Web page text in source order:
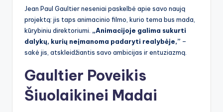
Jean Paul Gaultier neseniai paskelbė apie savo naują
projektą: jis taps animacinio filmo, kurio tema bus mada,
kūrybiniu direktoriumi. „Animacijoje galima sukurti
dalykų, kurių neįmanoma padaryti realybėje,” –
sakė jis, atskleidžiantis savo ambicijas ir entuziazmą.
Gaultier Poveikis
Šiuolaikinei Madai